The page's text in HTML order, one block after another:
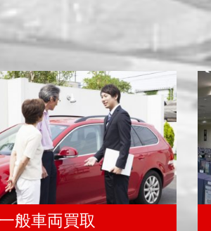
一般車両買取